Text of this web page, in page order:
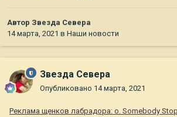
Автор Звезда Севера
14 марта, 2021 в Наши новости
Звезда Севера
Опубликовано 14 марта, 2021
Реклама щенков лабрадора: о. Somebody